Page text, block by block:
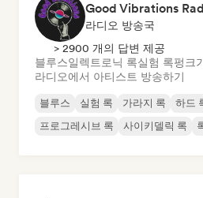
Good Vibrations
라디오 방송국
> 2900 개의 답변 제공
블루스일렉트로닉 록실험 록펑크
라디오에서 아티스트 방송하기
블루스 실험 록 가라지 록 하드
프로그레시브 록
사이키델릭 록